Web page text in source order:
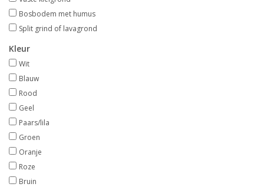
Bosbodem met humus
Split grind of lavagrond
Kleur
Wit
Blauw
Rood
Geel
Paars/lila
Groen
Oranje
Roze
Bruin